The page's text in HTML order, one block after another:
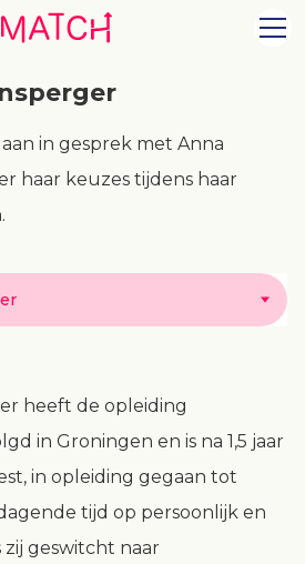
in gesprek met Anna
haar keuzes tijdens haar
heeft de opleiding
in Groningen en is na 1,5 jaar
in opleiding gegaan tot
tijd op persoonlijk en
zij geswitcht naar